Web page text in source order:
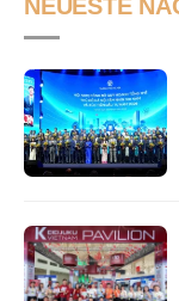
NEUESTE